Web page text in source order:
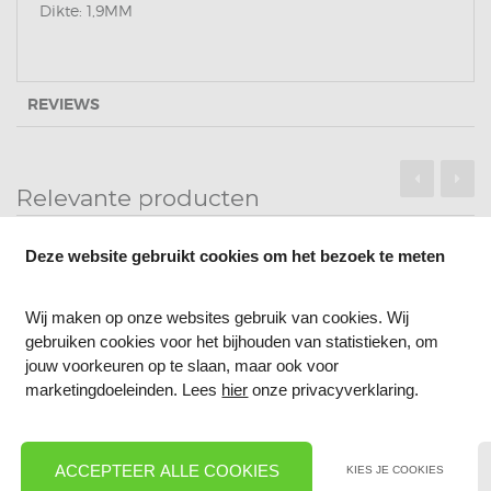
Dikte: 1,9MM
REVIEWS
Relevante producten
Drukverdeelplaat 70mm (1...
€ 13,69
Deze website gebruikt cookies om het bezoek te meten
Wij maken op onze websites gebruik van cookies. Wij
gebruiken cookies voor het bijhouden van statistieken, om
jouw voorkeuren op te slaan, maar ook voor
marketingdoeleinden. Lees hier onze privacyverklaring.
ACCEPTEER ALLE COOKIES KIES JE COOKIES